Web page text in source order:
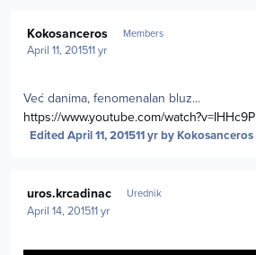
Kokosanceros Members
April 11, 201511 yr
Već danima, fenomenalan bluz...
https://www.youtube.com/
Edited April 11, 201511 yrby Kokosanceros
uros.krcadinac Urednik
April 14, 201511 yr